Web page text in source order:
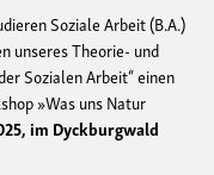
Soziale Arbeit (B.A.)
unseres Theorie- und
Sozialen Arbeit“ einen
»Was uns Natur
im Dyckburgwald